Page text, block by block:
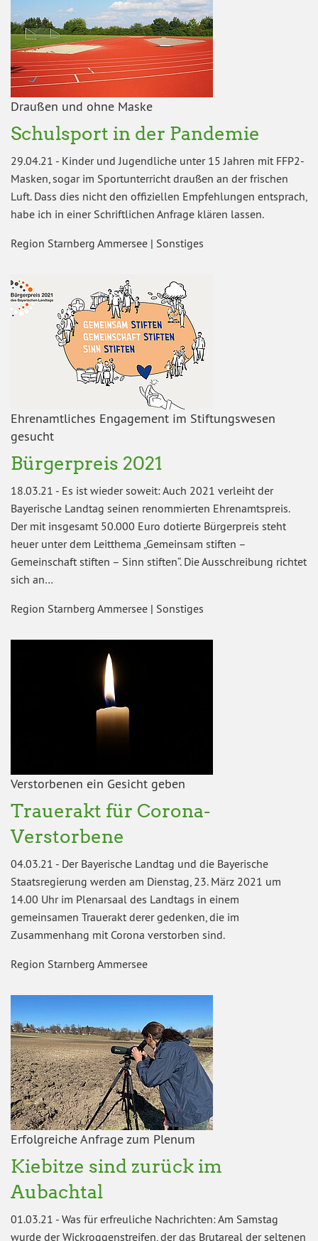
Draußen und ohne Maske
Schulsport in der Pandemie
29.04.21 - Kinder und Jugendliche unter 15 Jahren mit FFP2-
Masken, sogar im Sportunterricht draußen an der frischen
Luft. Dass dies nicht den offiziellen Empfehlungen entsprach,
habe ich in einer Schriftlichen Anfrage klären lassen.
Region Starnberg Ammersee | Sonstiges
Ehrenamtliches Engagement im Stiftungswesen
gesucht
Bürgerpreis 2021
18.03.21 - Es ist wieder soweit: Auch 2021 verleiht der
Bayerische Landtag seinen renommierten Ehrenamtspreis.
Der mit insgesamt 50.000 Euro dotierte Bürgerpreis steht
heuer unter dem Leitthema „Gemeinsam stiften –
Gemeinschaft stiften – Sinn stiften“. Die Ausschreibung richtet
sich an…
Region Starnberg Ammersee | Sonstiges
Verstorbenen ein Gesicht geben
Trauerakt für Corona-
Verstorbene
04.03.21 - Der Bayerische Landtag und die Bayerische
Staatsregierung werden am Dienstag, 23. März 2021 um
14.00 Uhr im Plenarsaal des Landtags in einem
gemeinsamen Trauerakt derer gedenken, die im
Zusammenhang mit Corona verstorben sind.
Region Starnberg Ammersee
Erfolgreiche Anfrage zum Plenum
Kiebitze sind zurück im
Aubachtal
01.03.21 - Was für erfreuliche Nachrichten: Am Samstag
wurde der Wickroggenstreifen, der das Brutareal der seltenen